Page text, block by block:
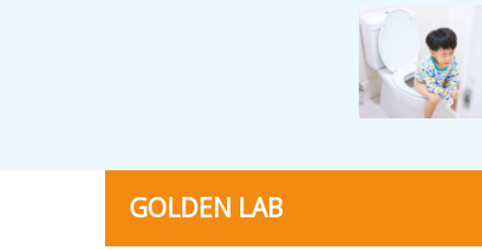
GOLDEN LAB